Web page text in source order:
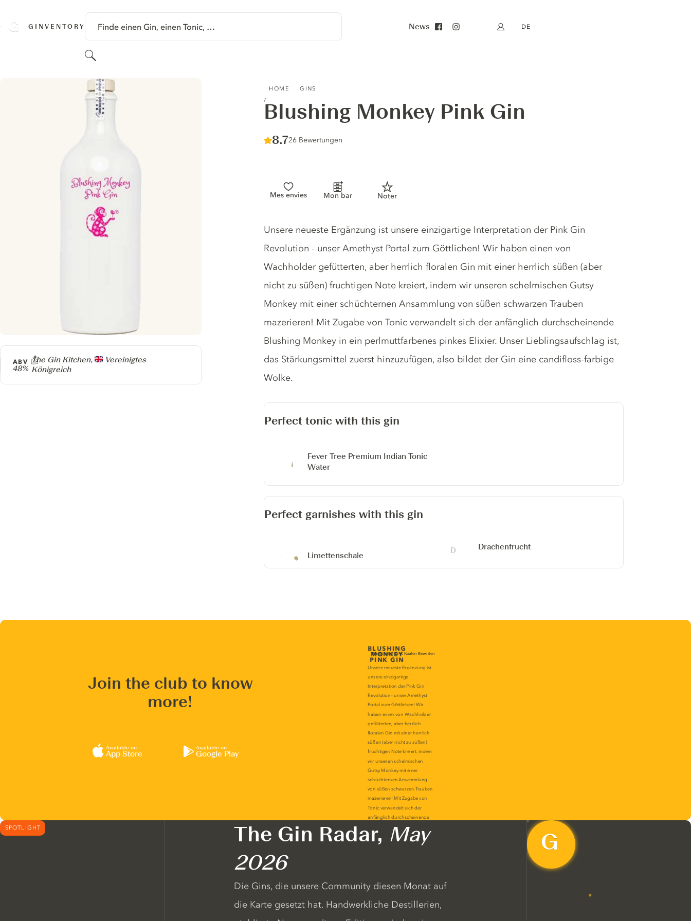
GINVENTORY Finde einen Gin, einen Tonic, …
Suchen
News Mein Konto
DE
HOME GINS
Blushing Monkey Pink Gin
Score :
8.7/ 10
26 Bewertungen
Mes envies Mon bar Noter
Producer
The Gin Kitchen,
Vereinigtes
Königreich
ABV
48%
Gin description
Unsere neueste Ergänzung ist unsere einzigartige Interpretation der Pink Gin
Revolution - unser Amethyst Portal zum Göttlichen! Wir haben einen von
Wachholder gefütterten, aber herrlich floralen Gin mit einer herrlich süßen (aber
nicht zu süßen) fruchtigen Note kreiert, indem wir unseren schelmischen Gutsy
Monkey mit einer schüchternen Ansammlung von süßen schwarzen Trauben
mazerieren! Mit Zugabe von Tonic verwandelt sich der anfänglich durchscheinende
Blushing Monkey in ein perlmuttfarbenes pinkes Elixier. Unser Lieblingsaufschlag ist,
das Stärkungsmittel zuerst hinzuzufügen, also bildet der Gin eine candifloss-farbige
Wolke.
Perfect tonic with this gin
Fever Tree Premium Indian Tonic
Water
Perfect garnishes with this gin
Limettenschale
Drachenfrucht
Join the club to know
more!
Available on
App Store
Available on
Google Play
SPOTLIGHT The Gin Radar, May
2026
Die Gins, die unsere Community diesen Monat auf
die Karte gesetzt hat. Handwerkliche Destillerien,